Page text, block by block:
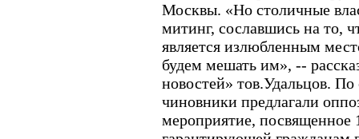
Москвы. «Но столичные
митинг, сославшись на то,
является излюбленным
будем мешать им», --
новостей» тов.Удальцов.
чиновники предлагали
мероприятие, посвященное